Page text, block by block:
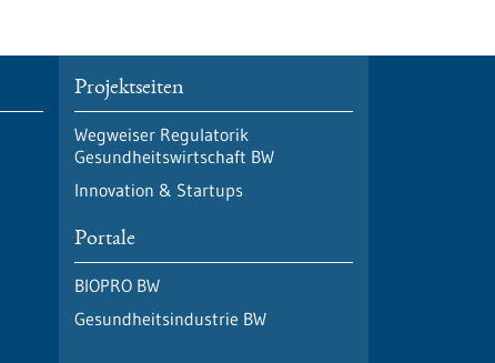
Projektseiten
Wegweiser Regulatorik
Gesundheitswirtschaft BW
Innovation & Startups
Portale
BIOPRO BW
Gesundheitsindustrie BW